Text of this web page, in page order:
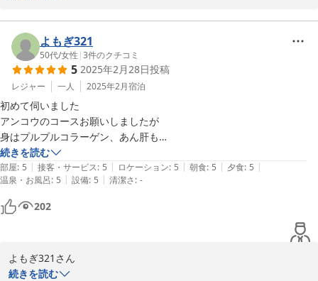
2025-05-11
ご宿泊ありがとうございました。
当館の会場からの眺めは絶景ポイントで
夜景から、観覧車から、海水浴場まで一望☆
皆さまにも声をあげて喜ばれます♪
ぜひ一度は見て頂きたいです！
また伝えたい魅力を全部代弁して頂き
ありがとうございます。
たくさんの方にこちらのクチコミを
ご覧いただきたいです♪
またのお越しお待ちしております。
よもぎ321
50代/女性 |3件のクチコミ
5 2025年2月28日投稿
レジャー 一人 2025年2月宿泊
初めて伺いました
アンコウのコースお願いしましたが
身はプルプルコラーゲン、あん肝も
たっぷりで贅沢！そしてとても美味しかったです
お部屋はとても清潔で阿字ヶ浦の海が
見えて素晴らしいお部屋でした
朝風呂も気持ち良く大変ゆっくり楽しませて頂きました
宿で売っている干し芋もとても美味しく沢山お土産に買いました
阿字ヶ浦の海がキレイだったので今度は夏に海水浴に伺いたいなと思い
今回は本当にありがとうございました
続きを読む
部屋: 5 | 接客・サービス: 5 | ロケーション: 5 | 朝食: 5 | 夕食: 5 |
温泉・お風呂: 5 | 設備: 5 | 清潔さ: -
202
よもぎ321さん
続きを読む